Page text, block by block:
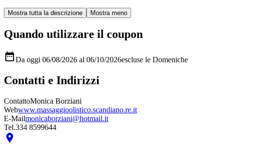
Quando utilizzare il coupon
Da oggi 06/08/2026 al 06/10/2026escluse le Domeniche
Contatti e Indirizzi
ContattoMonica Borziani
Webwww.massaggioolistico.scandiano.re.it
E-Mailmonicaborziani@hotmail.it
Tel.334 8599644
